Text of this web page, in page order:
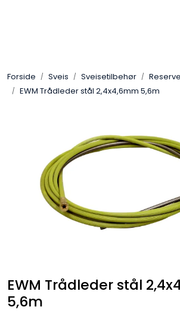
Forside Sveis Sveisetilbehør
EWM Trådleder stål 2,4x4,6mm 5,6m
EWM Trådleder stål
5,6m
Pakning
Automasjon
Slitasjeteknikk
Verneutstyr